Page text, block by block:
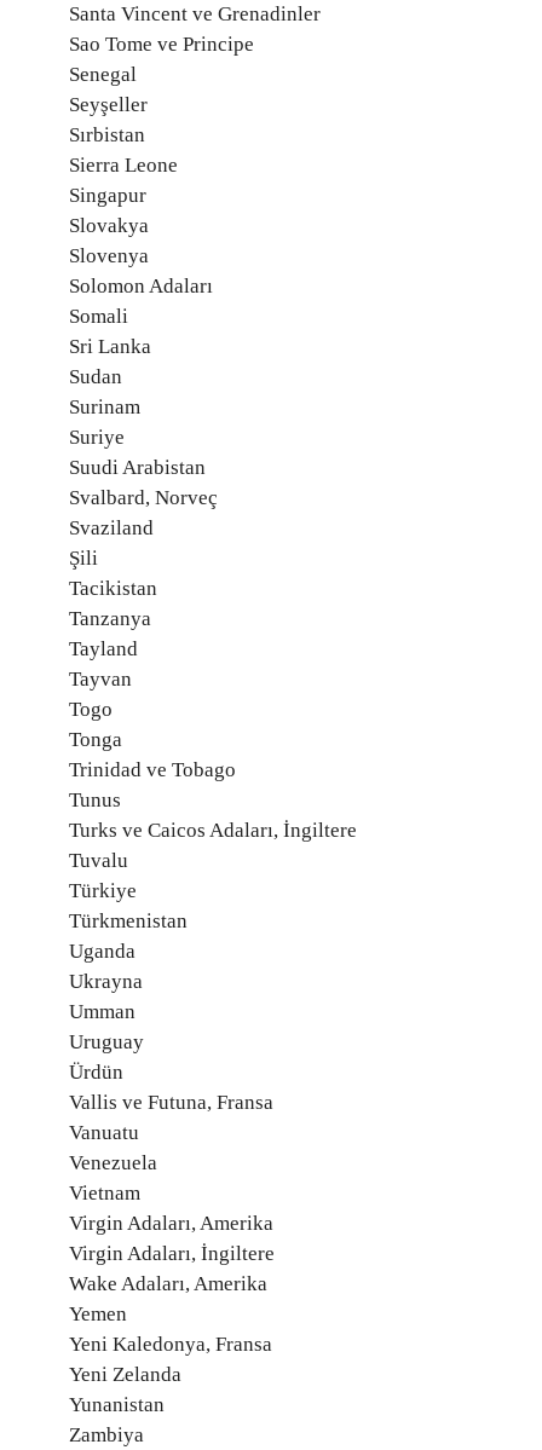
Santa Vincent ve Grenadinler
Sao Tome ve Principe
Senegal
Seyşeller
Sırbistan
Sierra Leone
Singapur
Slovakya
Slovenya
Solomon Adaları
Somali
Sri Lanka
Sudan
Surinam
Suriye
Suudi Arabistan
Svalbard, Norveç
Svaziland
Şili
Tacikistan
Tanzanya
Tayland
Tayvan
Togo
Tonga
Trinidad ve Tobago
Tunus
Turks ve Caicos Adaları, İngiltere
Tuvalu
Türkiye
Türkmenistan
Uganda
Ukrayna
Umman
Uruguay
Ürdün
Vallis ve Futuna, Fransa
Vanuatu
Venezuela
Vietnam
Virgin Adaları, Amerika
Virgin Adaları, İngiltere
Wake Adaları, Amerika
Yemen
Yeni Kaledonya, Fransa
Yeni Zelanda
Yunanistan
Zambiya